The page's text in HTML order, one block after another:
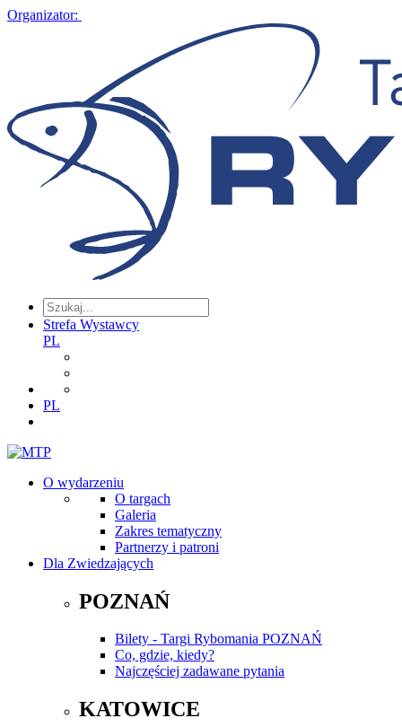
Organizator:
Strefa Wystawcy
PL
PL
O wydarzeniu
O targach
Galeria
Zakres tematyczny
Partnerzy i patroni
Dla Zwiedzających
POZNAŃ
Bilety - Targi Rybomania POZNAŃ
Co, gdzie, kiedy?
Najczęściej zadawane pytania
KATOWICE